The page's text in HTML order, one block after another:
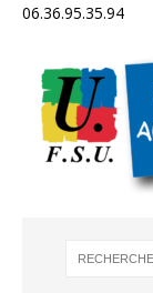
06.36.95.35.94